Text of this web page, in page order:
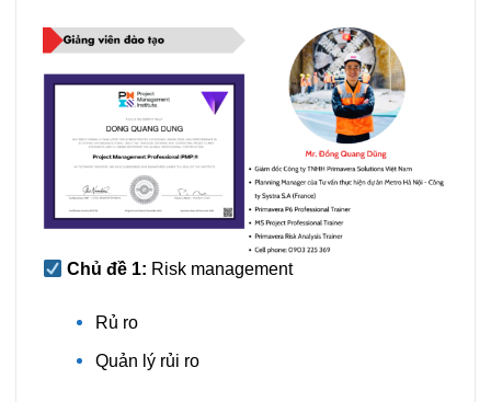
Chủ đề 1: Risk management
Rủ ro
Quản lý rủi ro